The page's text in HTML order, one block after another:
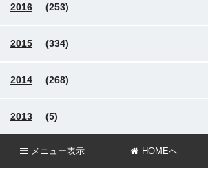
2016 (253)
2015 (334)
2014 (268)
2013 (5)
メニュー表示 HOMEへ